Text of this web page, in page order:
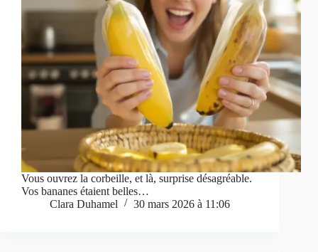
Vous ouvrez la corbeille, et là, surprise désagréable.
Vos bananes étaient belles…
Clara Duhamel
30 mars 2026 à 11:06